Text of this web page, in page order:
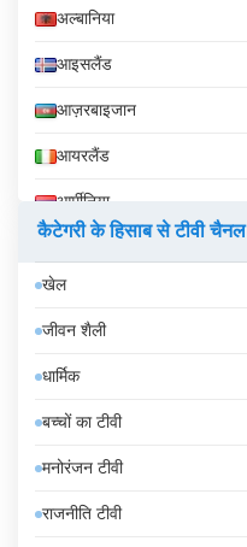
अल्बानिया
आइसलैंड
आज़रबाइजान
आयरलैंड
आर्मीनिया
इज़राइल
इटली
इंडोनेशिया
इथियोपिया
इराक
ईरान
कैटेगरी के हिसाब से टीवी चैनल
खेल
जीवन शैली
धार्मिक
बच्चों का टीवी
मनोरंजन टीवी
राजनीति टीवी